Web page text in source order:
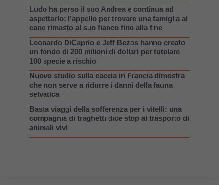
Ludo ha perso il suo Andrea e continua ad
aspettarlo: l’appello per trovare una famiglia al
cane rimasto al suo fianco fino alla fine
Leonardo DiCaprio e Jeff Bezos hanno creato
un fondo di 200 milioni di dollari per tutelare
100 specie a rischio
Nuovo studio sulla caccia in Francia dimostra
che non serve a ridurre i danni della fauna
selvatica
Basta viaggi della sofferenza per i vitelli: una
compagnia di traghetti dice stop al trasporto di
animali vivi